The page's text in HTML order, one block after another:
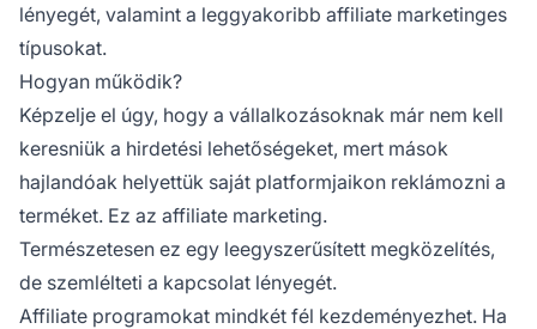
lényegét, valamint a leggyakoribb affiliate marketinges
típusokat.
Hogyan működik?
Képzelje el úgy, hogy a vállalkozásoknak már nem kell
keresniük a hirdetési lehetőségeket, mert mások
hajlandóak helyettük saját platformjaikon reklámozni a
terméket. Ez az affiliate marketing.
Természetesen ez egy leegyszerűsített megközelítés,
de szemlélteti a kapcsolat lényegét.
Affiliate programokat mindkét fél kezdeményezhet. Ha